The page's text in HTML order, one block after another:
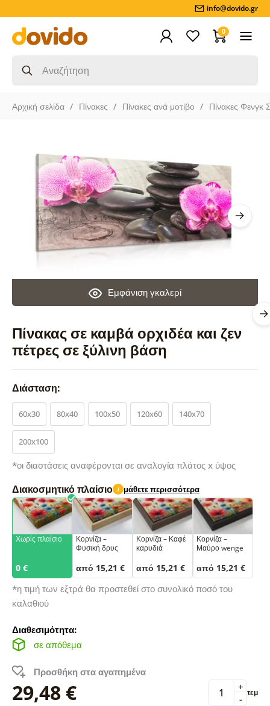
info@dovido.gr
0
Αρχική σελίδα Πίνακες Πίνακες ανά μοτίβο Πίνακες Φενγκ
Πίνακας σε καμβά ορχιδέα και ζεν
πέτρες σε ξύλινη βάση
Εμφάνιση γκαλερί
Διάσταση:
60x30 80x40 100x50 120x60 140x70
200x100
*οι διαστάσεις αναφέρονται σε αναλογία πλάτος x ύψος
Διακοσμητικό πλαίσιο i μάθετε περισσότερα
Χωρίς πλαίσιο
0 €
Κορνίζα –
Φυσική δρυς
από 15,21 €
Κορνίζα – Καφέ
καρυδιά
από 15,21 €
Κορνίζα –
Μαύρο wenge
από 15,21 €
*η τιμή των εξτρά θα προστεθεί στο συνολικό ποσό του
καλαθιού
Διαθεσιμότητα:
σε απόθεμα
Προσθήκη στα αγαπημένα
29,48 € -
+ τεμ